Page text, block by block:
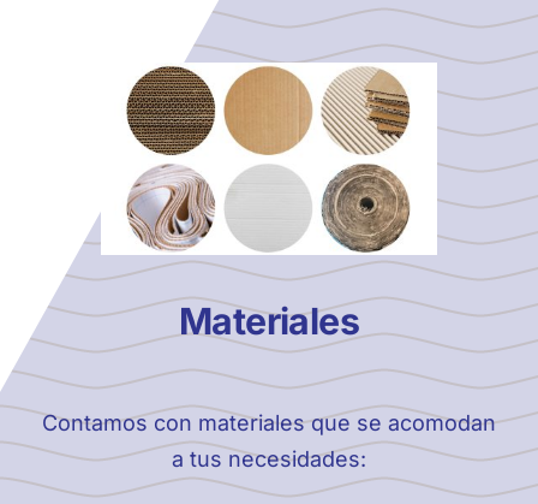
Materiales
Contamos con materiales que se acomodan
a tus necesidades: